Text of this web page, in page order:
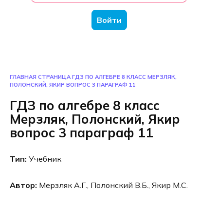
Войти
ГЛАВНАЯ СТРАНИЦА ГДЗ ПО АЛГЕБРЕ 8 КЛАСС МЕРЗЛЯК,
ПОЛОНСКИЙ, ЯКИР ВОПРОС 3 ПАРАГРАФ 11
ГДЗ по алгебре 8 класс
Мерзляк, Полонский, Якир
вопрос 3 параграф 11
Тип: Учебник
Автор: Мерзляк А.Г., Полонский В.Б., Якир М.С.